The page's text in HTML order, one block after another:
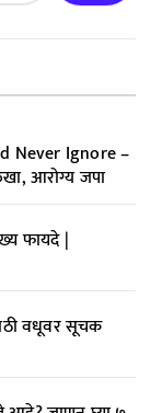
Never Ignore –
आरोग्य जपा
फायदे |
वधूवर सूचक